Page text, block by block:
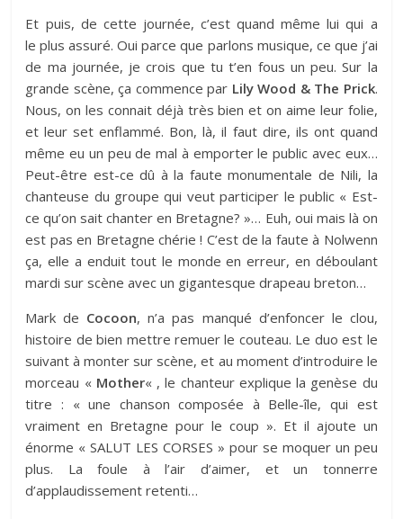
Et puis, de cette journée, c’est quand même lui qui a
le plus assuré. Oui parce que parlons musique, ce que j’ai
de ma journée, je crois que tu t’en fous un peu. Sur la
grande scène, ça commence par Lily Wood & The Prick.
Nous, on les connait déjà très bien et on aime leur folie,
et leur set enflammé. Bon, là, il faut dire, ils ont quand
même eu un peu de mal à emporter le public avec eux…
Peut-être est-ce dû à la faute monumentale de Nili, la
chanteuse du groupe qui veut participer le public « Est-
ce qu’on sait chanter en Bretagne? »… Euh, oui mais là on
est pas en Bretagne chérie ! C’est de la faute à Nolwenn
ça, elle a enduit tout le monde en erreur, en déboulant
mardi sur scène avec un gigantesque drapeau breton…
Mark de Cocoon, n’a pas manqué d’enfoncer le clou,
histoire de bien mettre remuer le couteau. Le duo est le
suivant à monter sur scène, et au moment d’introduire le
morceau « Mother« , le chanteur explique la genèse du
titre : « une chanson composée à Belle-île, qui est
vraiment en Bretagne pour le coup ». Et il ajoute un
énorme « SALUT LES CORSES » pour se moquer un peu
plus. La foule à l’air d’aimer, et un tonnerre
d’applaudissement retenti…